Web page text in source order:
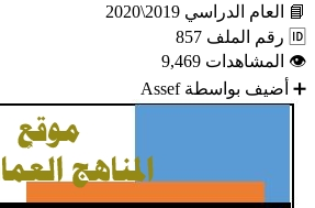
📘
العام الدراسي 2019\2020
🆔 رقم الملف 857
👁 المشاهدات 9,469
➕ أضيف بواسطة Assef